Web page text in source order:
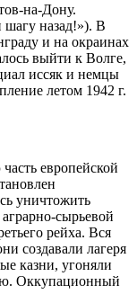
на-Дону.
назад!»). В
и на окраинах
выйти к Волге,
иссяк и немцы
летом 1942 г.
европейской
уничтожить
сырьевой
рейха. Вся
создавали лагеря
казни, угоняли
Оккупационный